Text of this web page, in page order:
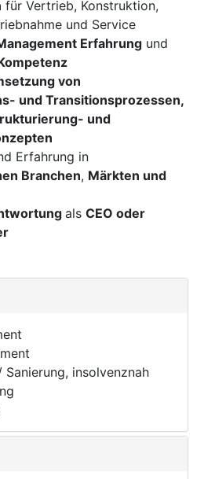
für Vertrieb, Konstruktion,
und Service
Erfahrung und
von
und Transitionsprozessen,
und
Erfahrung in
Branchen, Märkten und
als CEO oder
insolvenznah